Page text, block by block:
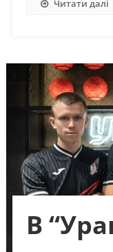
Читати далі
В